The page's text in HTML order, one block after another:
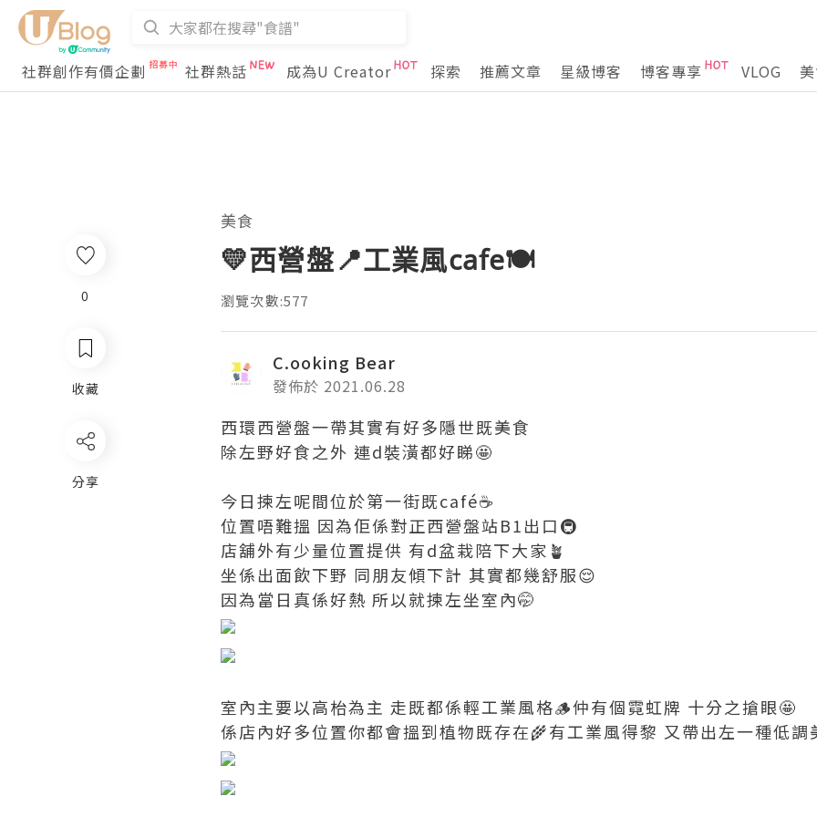
社群創作有價企劃 社群熱話 成為U Creator 探索 推薦文章 星級博客 博客專享 VLOG
美食
💛西營盤📍工業風cafe🍽️
瀏覽次數:577
C.ooking Bear
發佈於 2021.06.28
西環西營盤一帶其實有好多隱世既美食
除左野好食之外 連d裝潢都好睇🤩
今日揀左呢間位於第一街既café☕️
位置唔難搵 因為佢係對正西營盤站B1出口🚇
店舖外有少量位置提供 有d盆栽陪下大家🪴
坐係出面飲下野 同朋友傾下計 其實都幾舒服😌
因為當日真係好熱 所以就揀左坐室內🤭
室內主要以高枱為主 走既都係輕工業風格🪵仲有個霓虹牌 十分之搶眼🤩
係店內好多位置你都會搵到植物既存在🌾有工業風得黎 又帶出左一種低調
0
收藏
分享